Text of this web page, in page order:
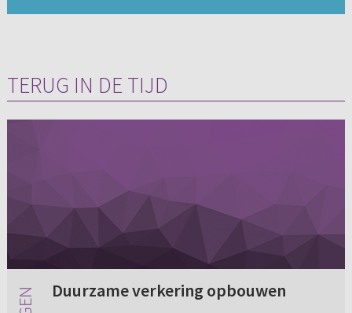
TERUG IN DE TIJD
Duurzame verkering opbouwen